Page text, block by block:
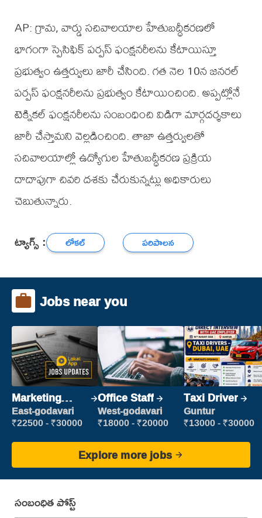
AP: గ్రామ, వార్డు సచివాలయాల హేతుబద్ధీకరణలో
భాగంగా స్పెసిఫిక్ పర్పస్ ఫంక్షనరీలను కేటాయిస్తూ
ప్రభుత్వం ఉత్తర్వులు జారీ చేసింది. గత నెల 10న జనరల్
పర్పస్ ఫంక్షనరీలను ప్రభుత్వం కేటాయించింది. అప్పట్లోనే
టెక్నికల్ ఫంక్షనరీలను సంబంధించి విడిగా మార్గదర్శకాలు
జారీ చేస్తామని వెల్లడించింది. తాజా ఉత్తర్వులతో
సచివాలయాల్లో ఉద్యోగుల హేతుబద్ధీకరణ ప్రక్రియ
దాదాపుగా చివరి దశకు చేరుకున్నట్లు అధికారులు
చెబుతున్నారు.
ట్యాగ్స్ : లోకల్ పరిపాలన
Jobs near you
Marketing
Executive
East-godavari
₹22500 - ₹30000
Office Staff
West-godavari
₹18000 - ₹20000
Taxi Driver
Guntur
₹13000 - ₹30000
Explore more jobs
సంబంధిత పోస్ట్